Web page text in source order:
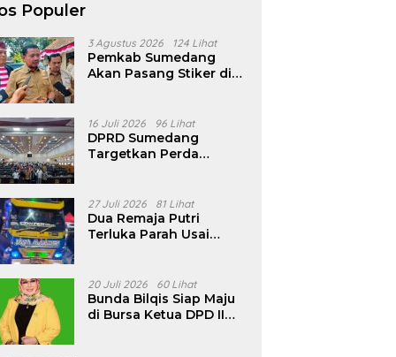
Populer
3 Agustus 2026 124 Lihat
Pemkab Sumedang
Akan Pasang Stiker di
16 Juli 2026 96 Lihat
DPRD Sumedang
Targetkan Perda
Pencalonan Diperjelas
27 Juli 2026 81 Lihat
Dua Remaja Putri
Terluka Parah Usai
Tanjungsari Sumedang
20 Juli 2026 60 Lihat
Bunda Bilqis Siap Maju
di Bursa Ketua DPD II